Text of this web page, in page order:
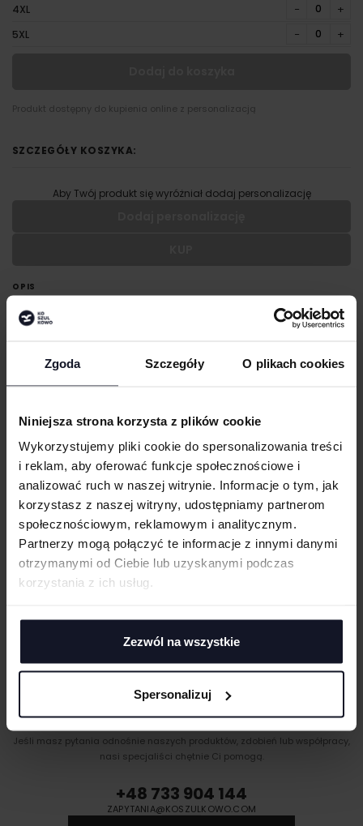
Zgoda Szczegóły O plikach cookies
Niniejsza strona korzysta z plików cookie
Wykorzystujemy pliki cookie do spersonalizowania treści
i reklam, aby oferować funkcje społecznościowe i
analizować ruch w naszej witrynie. Informacje o tym, jak
korzystasz z naszej witryny, udostępniamy partnerom
społecznościowym, reklamowym i analitycznym.
Partnerzy mogą połączyć te informacje z innymi danymi
otrzymanymi od Ciebie lub uzyskanymi podczas
korzystania z ich usług.
Zezwól na wszystkie
Spersonalizuj
OPIS
Fason oversize
Dzianina prążkowana 1×1
Acid wash
GRAMATURA I SKŁAD
CERTYFIKATY
TECHNIKI ZDOBIENIA
Haft komputerowy
Haft komputerowy to technologia pozwalająca wykonywać zdobienia
wyniku otrzymujemy charakterystyczne, trójwymiarowe wzory.
Sitodruk to technika znakowania, która wygrywa trwałością i ceną przy
większych seriach. Idealny do koszulek, bluz i odzieży firmowej,
Druk cyfrowy - DTF i DTG
Druk cyfrowy (DTG - Direct to Gourment) to metoda zdobienia,
umożliwiająca na bezpośredni nadruk z pliku cyfrowego na odzieży lub
w której grafika najpierw trafia na specjalną folię, a dopiero potem jest
przenoszona na materiał (np. koszulkę) przy użyciu prasy termicznej.
DOSTAWA I PŁATNOŚĆ
TABELA ROZMIARÓW
4XL − +
5XL − +
Produkt dostępny do kupienia online z personalizacją
SZCZEGÓŁY KOSZYKA:
Aby Twój produkt się wyróżniał dodaj personalizację
RODZAJ NADRUKU
UMIEJSCOWIENIE
|
WGRAJ GRAFIKĘ
UWAGI
ANULUJ
MASZ PYTANIA? ZAPYTAJ SPECJALISTĘ
Jeśli masz pytania odnośnie naszych produktów, zdobień lub współpracy,
nasi specjaliści chętnie Ci pomogą.
+48 733 904 144
ZAPYTANIA@KOSZULKOWO.COM